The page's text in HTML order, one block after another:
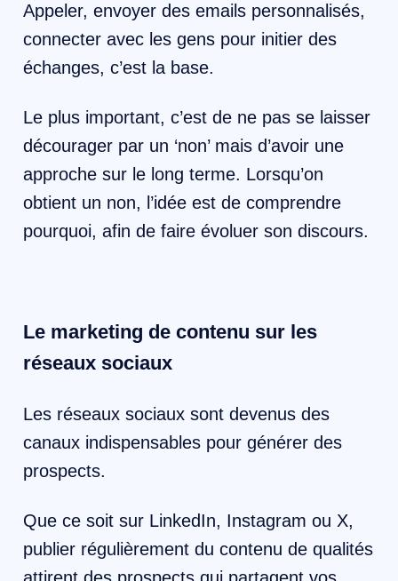
Appeler, envoyer des emails personnalisés,
connecter avec les gens pour initier des
échanges, c’est la base.
Le plus important, c’est de ne pas se laisser
décourager par un ‘non’ mais d’avoir une
approche sur le long terme. Lorsqu’on
obtient un non, l’idée est de comprendre
pourquoi, afin de faire évoluer son discours.
Le marketing de contenu sur les
réseaux sociaux
Les réseaux sociaux sont devenus des
canaux indispensables pour générer des
prospects.
Que ce soit sur LinkedIn, Instagram ou X,
publier régulièrement du contenu de qualités